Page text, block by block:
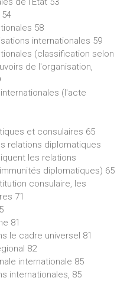
58
internationales 59
(classification selon
de l'organisation,
(l'acte
et consulaires 65
relations diplomatiques
les relations
diplomatiques) 65
consulaire, les
71
81
le cadre universel 81
82
internationale 85
internationales, 85